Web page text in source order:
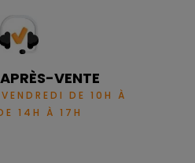
VENTE
DE 10H À
14H À 17H